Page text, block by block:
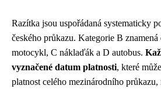
Razítka jsou uspořádaná systematicky
českého průkazu. Kategorie B znamená
motocykl, C náklaďák a D autobus.
vyznačené datum platnosti, které
platnost celého mezinárodního